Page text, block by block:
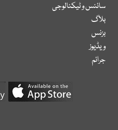
سائنس و ٹیکنالوجی
بلاگ
بزنس
ویڈیوز
جرائم